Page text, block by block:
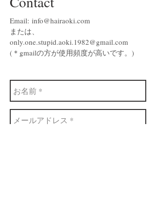
Email: info@hairaoki.com
または、
only.one.stupid.aoki.1982@gmail.com
(＊gmailの方が使用頻度が高いです。)